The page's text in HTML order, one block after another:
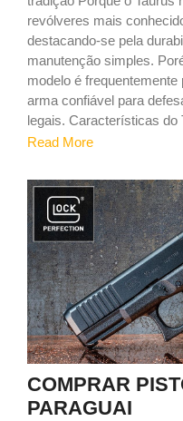
revólveres mais
destacando-se pela
manutenção simples.
modelo é
arma confiável para
legais. Características do
Read More
9
COMPRAR
PARAGUAI